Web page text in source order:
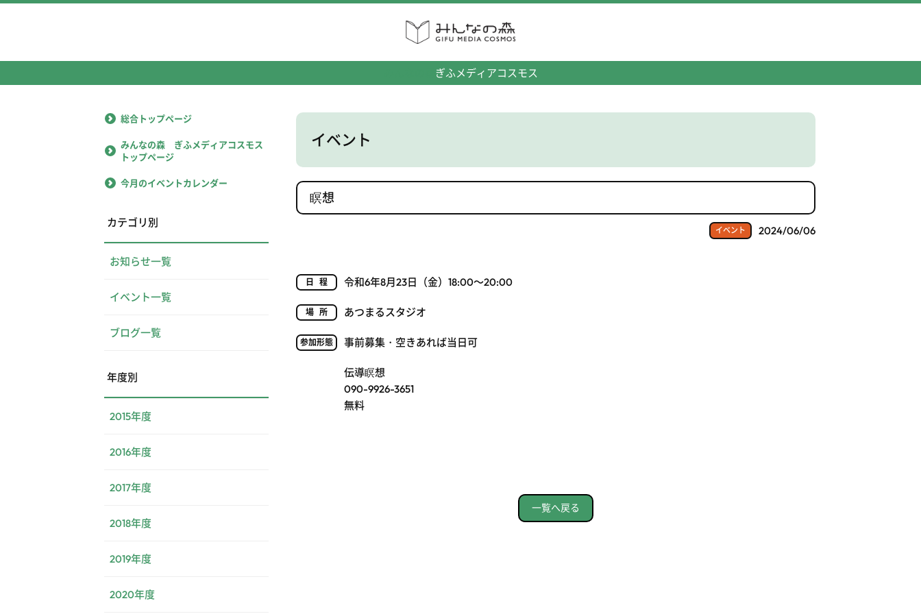
ぎふメディアコスモス
イベント
瞑想
イベント 2024/06/06
日程 令和6年8月23日（金）18:00～20:00
場所 あつまるスタジオ
参加形態 事前募集・空きあれば当日可
伝導瞑想
090-9926-3651
無料
一覧へ戻る
総合トップページ
みんなの森 ぎふメディアコスモス
トップページ
今月のイベントカレンダー
カテゴリ別
お知らせ一覧
イベント一覧
ブログ一覧
年度別
2015年度
2016年度
2017年度
2018年度
2019年度
2020年度